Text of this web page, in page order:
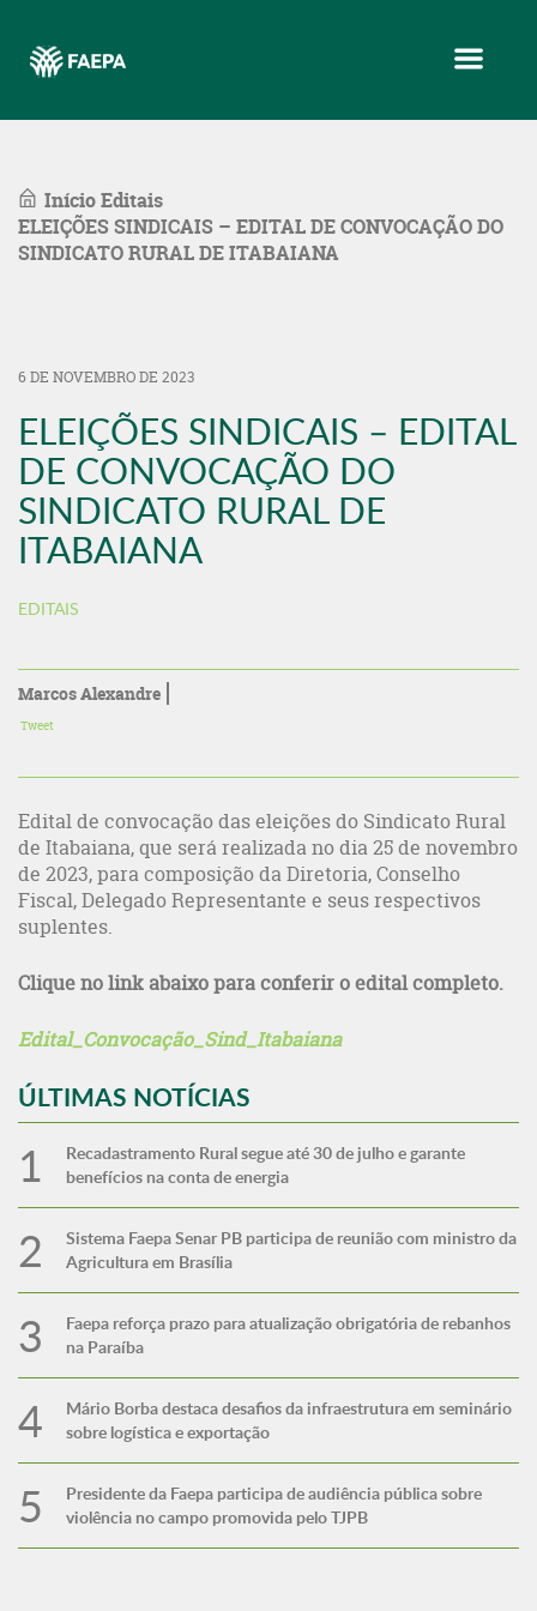
InícioEditais
ELEIÇÕES SINDICAIS – EDITAL DE CONVOCAÇÃO DO
SINDICATO RURAL DE ITABAIANA
6 DE NOVEMBRO DE 2023
ELEIÇÕES SINDICAIS – EDITAL
DE CONVOCAÇÃO DO
SINDICATO RURAL DE
ITABAIANA
EDITAIS
Marcos Alexandre
Tweet
Edital de convocação das eleições do Sindicato Rural
de Itabaiana, que será realizada no dia 25 de novembro
de 2023, para composição da Diretoria, Conselho
Fiscal, Delegado Representante e seus respectivos
suplentes.
Clique no link abaixo para conferir o edital completo.
Edital_Convocação_Sind_Itabaiana
ÚLTIMAS NOTÍCIAS
Recadastramento Rural segue até 30 de julho e garante
benefícios na conta de energia
Sistema Faepa Senar PB participa de reunião com ministro da
Agricultura em Brasília
Faepa reforça prazo para atualização obrigatória de rebanhos
na Paraíba
Mário Borba destaca desafios da infraestrutura em seminário
sobre logística e exportação
Presidente da Faepa participa de audiência pública sobre
violência no campo promovida pelo TJPB